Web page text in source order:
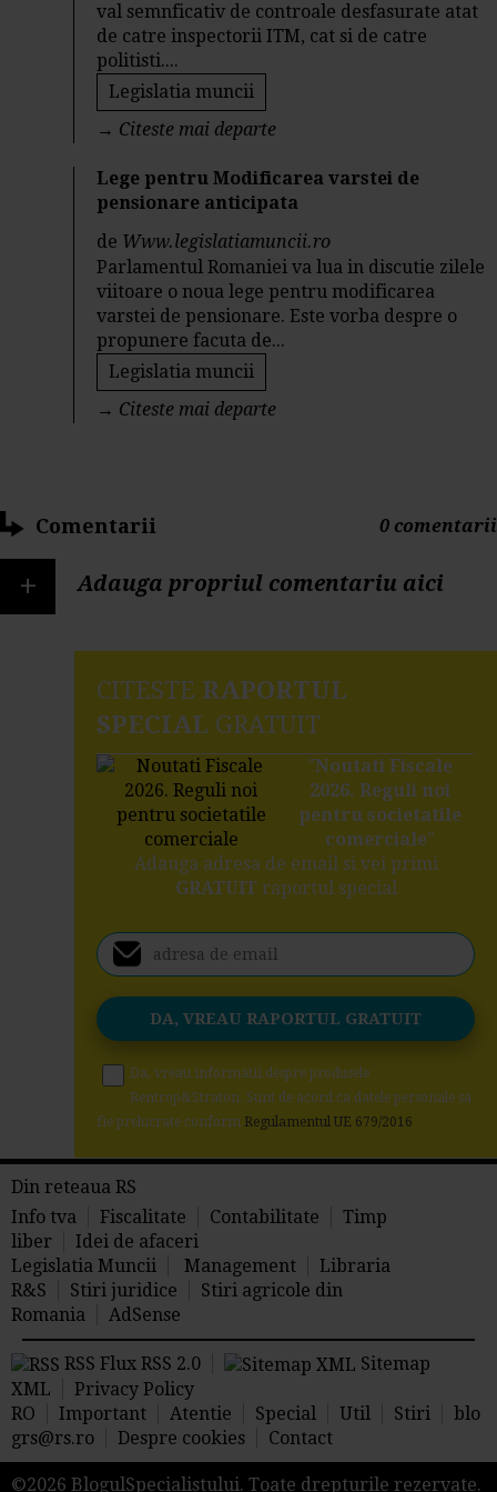
val semnficativ de controale desfasurate atat
de catre inspectorii ITM, cat si de catre
politisti....
Legislatia muncii
→ Citeste mai departe
Lege pentru Modificarea varstei de
pensionare anticipata
de Www.legislatiamuncii.ro
Parlamentul Romaniei va lua in discutie zilele
viitoare o noua lege pentru modificarea
varstei de pensionare. Este vorba despre o
propunere facuta de...
Legislatia muncii
→ Citeste mai departe
Comentarii 0 comentarii
+ Adauga propriul comentariu aici
CITESTE RAPORTUL
SPECIAL GRATUIT
"Noutati Fiscale
2026. Reguli noi
pentru societatile
comerciale"
Adauga adresa de email si vei primi
GRATUITraportul special
Da, vreau informatii despre produsele
Rentrop&Straton. Sunt de acord ca datele personale sa
fie prelucrate conform Regulamentul UE 679/2016
Din reteaua RS
Info tva
Fiscalitate Contabilitate
Timp
liber
Idei de afaceri
Legislatia Muncii
Management
Libraria
R&S
Stiri juridice
Stiri agricole din
Romania
AdSense
RSS Flux RSS 2.0
Sitemap
XML
Privacy Policy
RO
Important Atentie Special Util Stiri
blo
grs@rs.ro
Despre cookies Contact
©2026 BlogulSpecialistului. Toate drepturile rezervate.